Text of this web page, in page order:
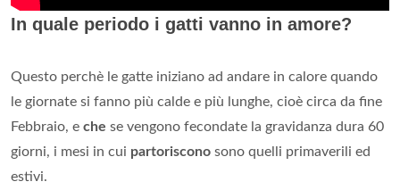
In quale periodo i gatti vanno in amore?
Questo perchè le gatte iniziano ad andare in calore quando
le giornate si fanno più calde e più lunghe, cioè circa da fine
Febbraio, e che se vengono fecondate la gravidanza dura 60
giorni, i mesi in cui partoriscono sono quelli primaverili ed
estivi.